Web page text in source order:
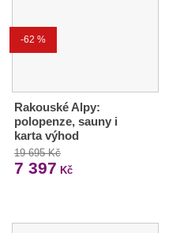
-62 %
Rakouské Alpy:
polopenze, sauny i
karta výhod
19 695 Kč
7 397 Kč